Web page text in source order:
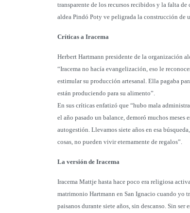
transparente de los recursos recibidos y la falta
aldea Pindó Poty ve peligrada la construcción de
Críticas a Iracema
Herbert Hartmann presidente de la organización
“Iracema no hacía evangelización, eso le
estimular su producción artesanal. Ella pagaba
están produciendo para su alimento”.
En sus críticas enfatizó que “hubo mala
el año pasado un balance, demoró muchos meses
autogestión. Llevamos siete años en esa
cosas, no pueden vivir eternamente de regalos”.
La versión de Iracema
Iracema Mattje hasta hace poco era religiosa
matrimonio Hartmann en San Ignacio cuando yo
paisanos durante siete años, sin descanso. Sin